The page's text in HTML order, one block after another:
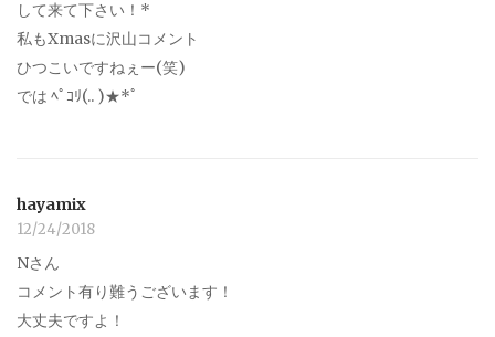
して来て下さい！*
私もXmasに沢山コメント
ひつこいですねぇー(笑)
では ﾍﾟｺﾘ(.. )★*ﾟ
hayamix
12/24/2018
Nさん
コメント有り難うございます！
大丈夫ですよ！